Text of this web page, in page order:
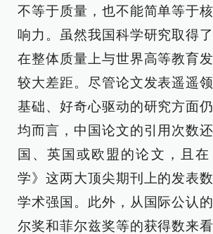
不等于质量，也不能简单等于
响力。虽然我国科学研究取得
在整体质量上与世界高等教育
较大差距。尽管论文发表遥遥
基础、好奇心驱动的研究方面
均而言，中国论文的引用次数
国、英国或欧盟的论文，且
学》这两大顶尖期刊上的发表
学术强国。此外，从国际公认
尔奖和菲尔兹奖等的获得数来